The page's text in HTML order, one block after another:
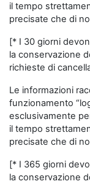
il tempo
precisate che di
[* I 30 giorni
la conservazione
richieste di
Le informazioni
funzionamento
esclusivamente
il tempo
precisate che di
[* I 365 giorni
la conservazione